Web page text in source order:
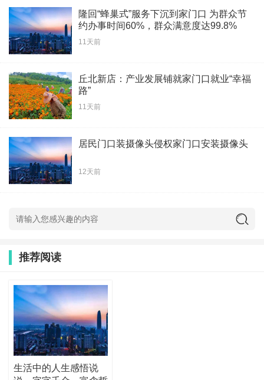
隆回“蜂巢式”服务下沉到家门口 为群众节
约办事时间60%，群众满意度达99.8%
11天前
丘北新店：产业发展铺就家门口就业“幸福
路”
11天前
居民门口装摄像头侵权家门口安装摄像头
12天前
推荐阅读
生活中的人生感悟说